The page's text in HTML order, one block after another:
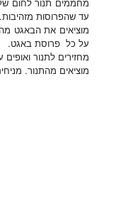
עד שהפרוסות מזהיבות.
מוציאים את הבאגט
על כל פרוסת באגט.
מחזירים לתנור
מוציאים מהתנור.